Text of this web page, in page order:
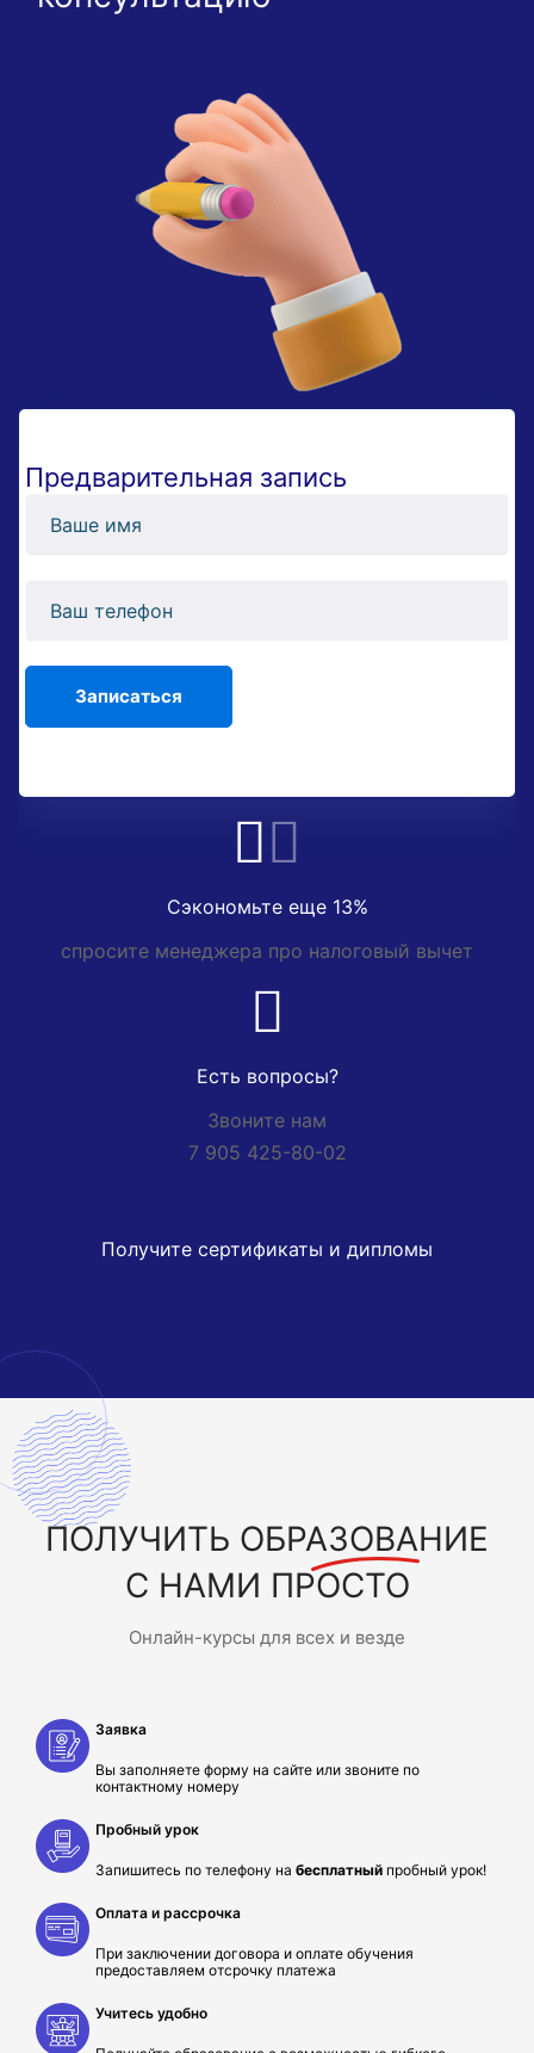
Предварительная запись
Сэкономьте еще 13%
спросите менеджера про налоговый вычет
Есть вопросы?
Звоните нам
7 905 425-80-02
Получите сертификаты и дипломы
ПОЛУЧИТЬ ОБРАЗОВАНИЕ
С НАМИ ПРОСТО
Онлайн-курсы для всех и везде
Заявка
Вы заполняете форму на сайте или звоните по
контактному номеру
Пробный урок
Запишитесь по телефону на бесплатный пробный урок!
Оплата и рассрочка
При заключении договора и оплате обучения
предоставляем отсрочку платежа
Учитесь удобно